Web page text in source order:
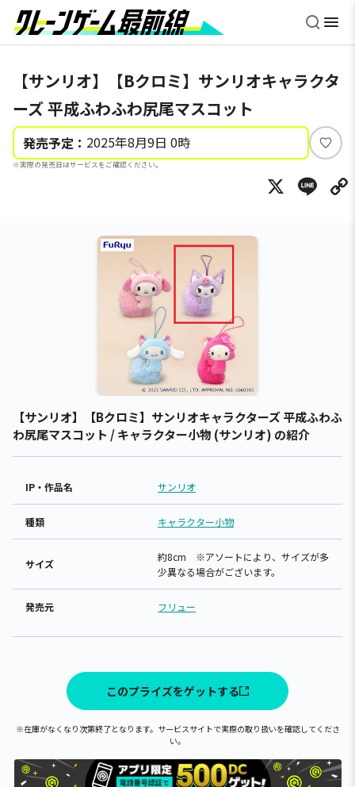
【サンリオ】【Bクロミ】サンリオキャラクタ
ーズ 平成ふわふわ尻尾マスコット
発売予定： 2025年8月9日 0時
※実際の発売日はサービスをご確認ください。
い
ね
X
【サンリオ】【Bクロミ】サンリオキャラクターズ 平成ふわふ
わ尻尾マスコット / キャラクター小物 (サンリオ) の紹介
IP・作品名 サンリオ
種類 キャラクター小物
サイズ
約8cm ※アソートにより、サイズが多
少異なる場合がございます。
発売元 フリュー
このプライズをゲットする
※在庫がなくなり次第終了となります。サービスサイトで実際の取り扱いを確認してくださ
い。